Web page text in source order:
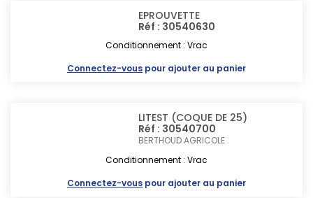
EPROUVETTE
Réf : 30540630
Conditionnement : Vrac
Connectez-vous pour ajouter au panier
LITEST (COQUE DE 25)
Réf : 30540700
BERTHOUD AGRICOLE
Conditionnement : Vrac
Connectez-vous pour ajouter au panier